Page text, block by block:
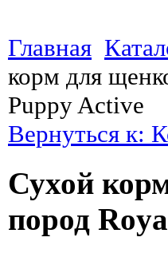
Главная
корм для
Puppy Active
Вернуться к:
Сухой
пород